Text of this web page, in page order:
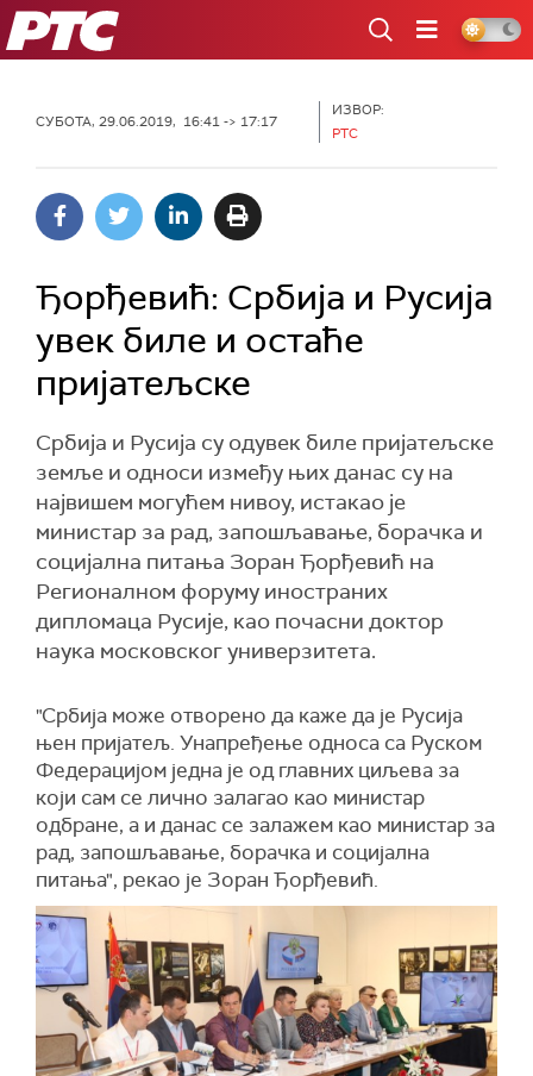
РТС
СУБОТА, 29.06.2019, 16:41 -> 17:17
ИЗВОР:
РТС
Ђорђевић: Србија и Русија
увек биле и остаће
пријатељске
Србија и Русија су одувек биле пријатељске
земље и односи између њих данас су на
највишем могућем нивоу, истакао је
министар за рад, запошљавање, борачка и
социјална питања Зоран Ђорђевић на
Регионалном форуму иностраних
дипломаца Русије, као почасни доктор
наука московског универзитета.
"Србија може отворено да каже да је Русија
њен пријатељ. Унапређење односа са Руском
Федерацијом једна је од главних циљева за
који сам се лично залагао као министар
одбране, а и данас се залажем као министар за
рад, запошљавање, борачка и социјална
питања", рекао је Зоран Ђорђевић.